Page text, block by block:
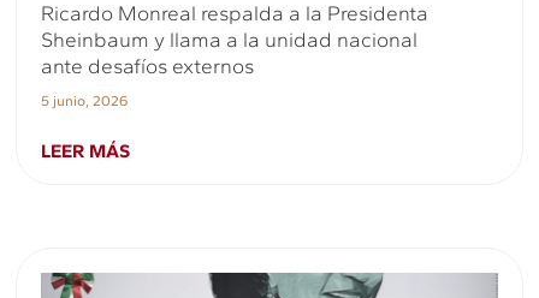
Ricardo Monreal respalda a la Presidenta
Sheinbaum y llama a la unidad nacional
ante desafíos externos
5 junio, 2026
LEER MÁS